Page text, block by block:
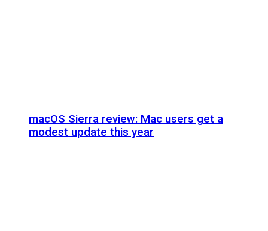
macOS Sierra review: Mac users get a
modest update this year